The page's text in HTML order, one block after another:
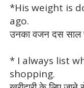
*His weight is
ago.
उनका वजन दस साल
* I always list
shopping.